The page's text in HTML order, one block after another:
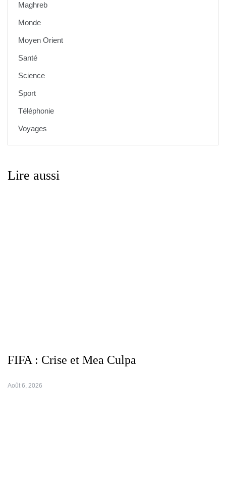
Maghreb
Monde
Moyen Orient
Santé
Science
Sport
Téléphonie
Voyages
Lire aussi
FIFA : Crise et Mea Culpa
Août 6, 2026